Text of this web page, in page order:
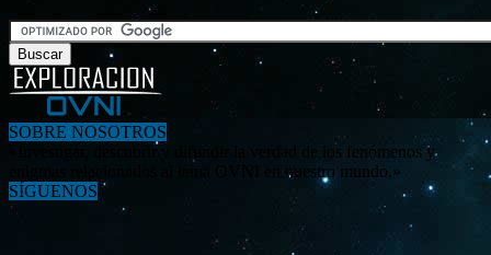
SOBRE NOSOTROS
«Investigar, descubrir y difundir la verdad de los fenómenos y
enigmas relacionados al tema OVNI en nuestro mundo.»
SÍGUENOS